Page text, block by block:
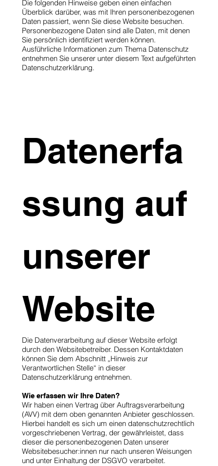
Die folgenden Hinweise geben einen einfachen
Überblick darüber, was mit Ihren personenbezogenen
Daten passiert, wenn Sie diese Website besuchen.
Personenbezogene Daten sind alle Daten, mit denen
Sie persönlich identifiziert werden können.
Ausführliche Informationen zum Thema Datenschutz
entnehmen Sie unserer unter diesem Text aufgeführten
Datenschutzerklärung.
Datenerfa
ssung auf
unserer
Website
Die Datenverarbeitung auf dieser Website erfolgt
durch den Websitebetreiber. Dessen Kontaktdaten
können Sie dem Abschnitt „Hinweis zur
Verantwortlichen Stelle“ in dieser
Datenschutzerklärung entnehmen.
Wie erfassen wir Ihre Daten?
Wir haben einen Vertrag über Auftragsverarbeitung
(AVV) mit dem oben genannten Anbieter geschlossen.
Hierbei handelt es sich um einen datenschutzrechtlich
vorgeschriebenen Vertrag, der gewährleistet, dass
dieser die personenbezogenen Daten unserer
Websitebesucher:innen nur nach unseren Weisungen
und unter Einhaltung der DSGVO verarbeitet.